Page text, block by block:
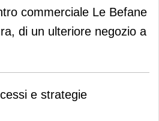
commerciale Le Befane
di un ulteriore negozio a
e strategie